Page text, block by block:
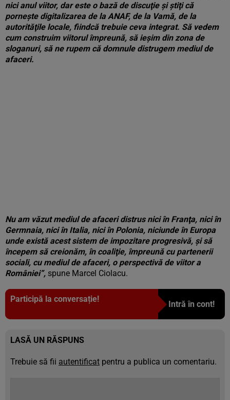
nici anul viitor, dar este o bază de discuţie şi ştiţi că
porneşte digitalizarea de la ANAF, de la Vamă, de la
autorităţile locale, fiindcă trebuie ceva integrat. Să vedem
cum construim viitorul împreună, să ieşim din zona de
sloganuri, să ne rupem că domnule distrugem mediul de
afaceri.
Nu am văzut mediul de afaceri distrus nici în Franţa, nici în
Germnaia, nici în Italia, nici în Polonia, niciunde în Europa
unde există acest sistem de impozitare progresivă, şi să
începem să creionăm, în coaliţie, împreună cu partenerii
sociali, cu mediul de afaceri, o perspectivă de viitor a
României”, spune Marcel Ciolacu.
Participă la conversație!
Intră în cont!
LASĂ UN RĂSPUNS
Trebuie să fii autentificat pentru a publica un comentariu.